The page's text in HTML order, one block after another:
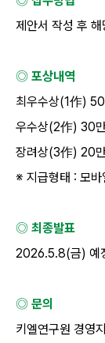
제안서 작성 후
◎ 포상내역
최우수상(1作)
우수상(2作) 30
장려상(3作) 20
※ 지급형태 : 모바
◎ 최종발표
2026.5.8(금) 예
◎ 문의
키엘연구원 경영